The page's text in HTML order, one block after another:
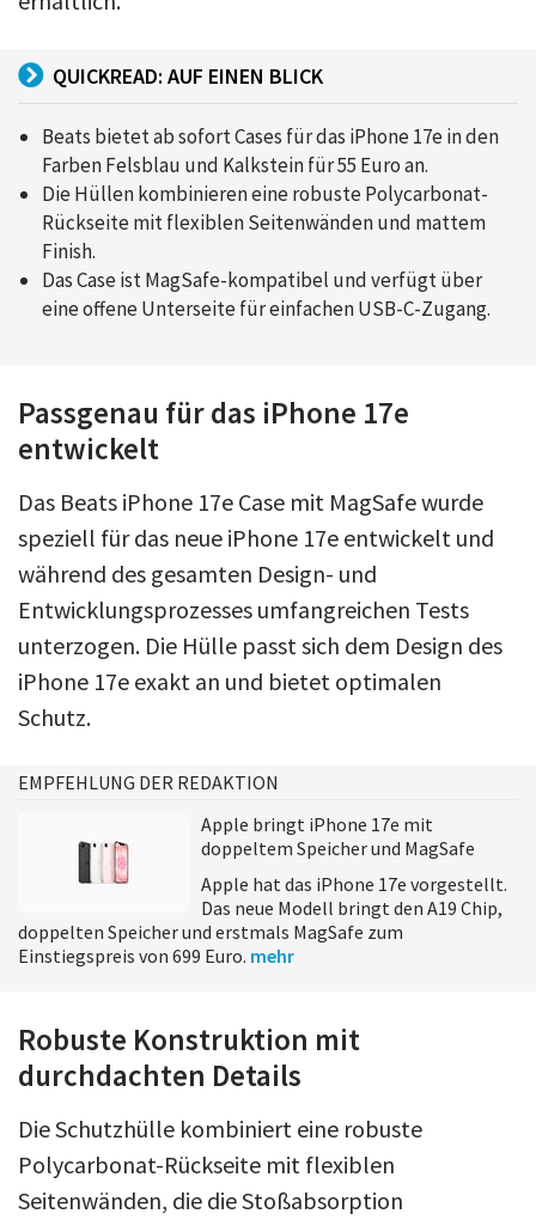
QUICKREAD: AUF EINEN BLICK
Beats bietet ab sofort Cases für das iPhone 17e in den
Farben Felsblau und Kalkstein für 55 Euro an.
Die Hüllen kombinieren eine robuste Polycarbonat-
Rückseite mit flexiblen Seitenwänden und mattem
Finish.
Das Case ist MagSafe-kompatibel und verfügt über
eine offene Unterseite für einfachen USB-C-Zugang.
Passgenau für das iPhone 17e
entwickelt
Das Beats iPhone 17e Case mit MagSafe wurde
speziell für das neue iPhone 17e entwickelt und
während des gesamten Design- und
Entwicklungsprozesses umfangreichen Tests
unterzogen. Die Hülle passt sich dem Design des
iPhone 17e exakt an und bietet optimalen
Schutz.
EMPFEHLUNG DER REDAKTION
Apple bringt iPhone 17e mit
doppeltem Speicher und MagSafe
Apple hat das iPhone 17e vorgestellt.
Das neue Modell bringt den A19 Chip,
doppelten Speicher und erstmals MagSafe zum
Einstiegspreis von 699 Euro. mehr
Robuste Konstruktion mit
durchdachten Details
Die Schutzhülle kombiniert eine robuste
Polycarbonat-Rückseite mit flexiblen
Seitenwänden, die die Stoßabsorption